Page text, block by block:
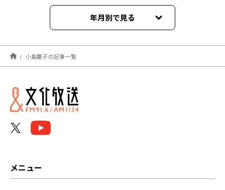
年月別で見る
2026年08月
2026年07月
2026年06月
小島慶子の記事一覧
メニュー